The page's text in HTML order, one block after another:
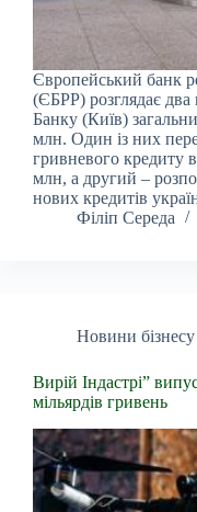
Європейський банк
(ЄБРР) розглядає
Банку (Київ)
млн. Один із них
гривневого кредиту
млн, а другий –
нових кредитів
Філіп Середа
Новини бізнесу
Вирій Індастрі”
мільярдів гривень